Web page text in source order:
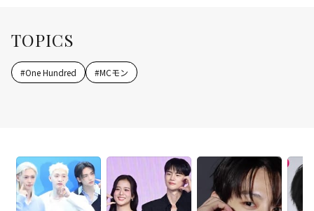
TOPICS
#One Hundred #MCモン